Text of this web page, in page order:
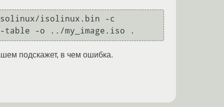
isolinux.bin -c
-o ../my_image.iso .
подскажет, в чем ошибка.